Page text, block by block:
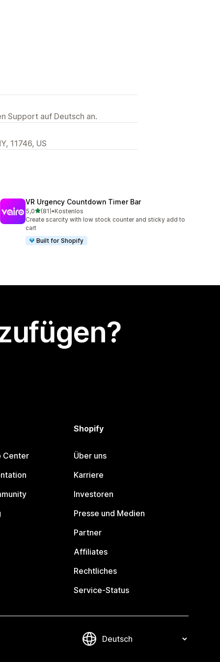
Support auf Deutsch an.
11746, US
VR Urgency Countdown Timer Bar
5,0von 5 Sternen
(81)
81 Rezensionen insgesamt
•Kostenlos
Create scarcity with low stock counter and sticky add to
cart
Built for Shopify
Center
Shopify
Über uns
Karriere
Investoren
Presse und Medien
Partner
Affiliates
Rechtliches
Service-Status